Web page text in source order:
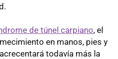
de túnel carpiano, el
en manos, pies y
todavía más la